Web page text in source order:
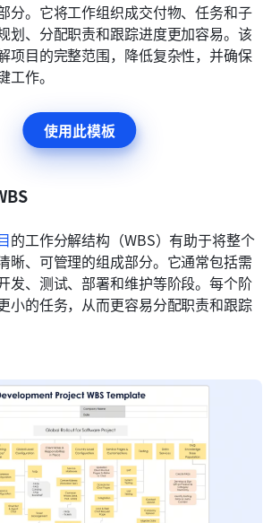
分。它将工作组织成交付物、任务和子
划、分配职责和跟踪进度更加容易。该
项目的完整范围，降低复杂性，并确保
工作。
使用此模板
的工作分解结构（WBS）有助于将整个
晰、可管理的组成部分。它通常包括需
发、测试、部署和维护等阶段。每个阶
小的任务，从而更容易分配职责和跟踪